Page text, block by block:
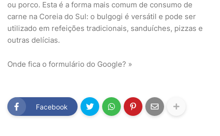
ou porco. Esta é a forma mais comum de consumo de
carne na Coreia do Sul: o bulgogi é versátil e pode ser
utilizado em refeições tradicionais, sanduíches, pizzas e
outras delícias.
Onde fica o formulário do Google? »
Facebook